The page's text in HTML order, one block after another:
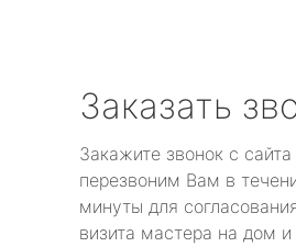
Заказать
Закажите звонок с
перезвоним Вам в
минуты для
визита мастера на дом